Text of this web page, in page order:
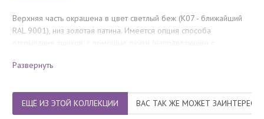
Верхняя часть окрашена в цвет светлый беж (K07 - ближайший
RAL 9001), низ золотая патина. Имеется опция способа
Развернуть
ЕЩЁ ИЗ ЭТОЙ КОЛЛЕКЦИИ ВАС ТАК ЖЕ МОЖЕТ